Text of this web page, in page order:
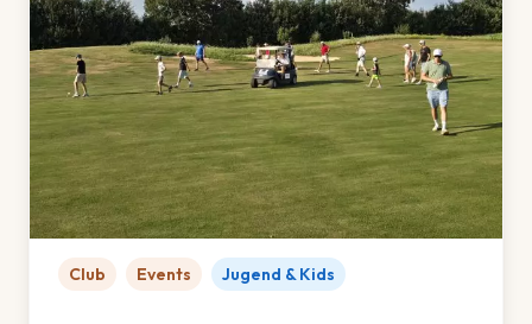
Club Events Jugend & Kids